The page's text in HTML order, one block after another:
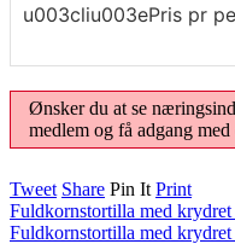
u003cliu003ePris pr
Ønsker du at se
medlem og få adgang med
Tweet Share Pin It Print
Fuldkornstortilla med
Fuldkornstortilla med